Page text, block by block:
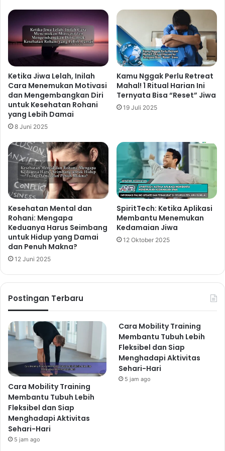
membangun hubungan yang sehat, menemukan
makna dan tujuan hidup, serta mengembangkan rasa
syukur. Kesehatan rohani yang baik berkontribusi
signifikan pada kesehatan mental yang optimal. Ketika
kesehatan rohani kita kuat, kita lebih mampu
menghadapi tekanan, mengatasi masalah dengan
lebih efektif, dan membangun ketahanan (resilience)
terhadap dampak negatif lingkungan sekitar, termasuk
dampak negatif dari penggunaan sosial media.
Related Articles
Kebiasaan Harian yang Membantu
Menjaga Emotional Wellness dan
Mengelola Perasaan Positif
5 jam ago
Cara Melatih Pernapasan agar
Pikiran Lebih Rileks dan Emosi Tetap
Hidup Lebih Tenang
Hubungan Kesehatan Rohani
dan Kesehatan Mental yang
Kuat
Individu dengan kesehatan rohani yang baik
cenderung memiliki rasa percaya diri yang lebih tinggi,
mampu mengatur emosi dengan baik, dan memiliki
Ketika Jiwa Lelah, Inilah
Cara Menemukan Motivasi
dan Mengembangkan Diri
untuk Kesehatan Rohani
yang Lebih Damai
8 Juni 2025
Kamu Nggak Perlu Retreat
Mahal! 1 Ritual Harian Ini
Ternyata Bisa “Reset” Jiwa
19 Juli 2025
Kesehatan Mental dan
Rohani: Mengapa
Keduanya Harus Seimbang
untuk Hidup yang Damai
dan Penuh Makna?
12 Juni 2025
SpiritTech: Ketika Aplikasi
Membantu Menemukan
Kedamaian Jiwa
12 Oktober 2025
Postingan Terbaru
Cara Mobility Training
Membantu Tubuh Lebih
Fleksibel dan Siap
Menghadapi Aktivitas
Sehari-Hari
5 jam ago
Cara Mobility Training
Membantu Tubuh Lebih
Fleksibel dan Siap
Menghadapi Aktivitas
Sehari-Hari
5 jam ago